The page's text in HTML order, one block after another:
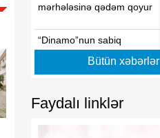
mərhələsinə qədəm qoyur
“Dinamo”nun sabiq
futbolçusu: “Qarabağ”ın
Bütün xəbərlər
Faydalı linklər